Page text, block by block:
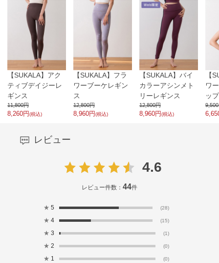
【SUKALA】アク
ティブデイジーレ
ギンス
11,800円
8,260円(税込)
【SUKALA】フラ
ワーブーケレギン
ス
12,800円
8,960円(税込)
【SUKALA】バイ
カラーアシンメト
リーレギンス
12,800円
8,960円(税込)
【
ワ
ップ
9,500
レビュー
4.6
レビュー件数： 44件
★ 5 (28)
★ 4 (15)
★ 3 (1)
★ 2 (0)
★ 1 (0)